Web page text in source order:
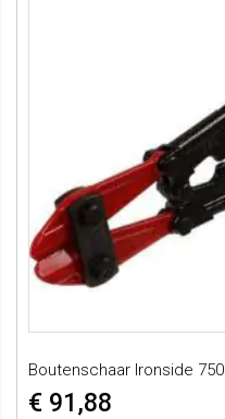
Boutenschaar Ironside
€ 91,88